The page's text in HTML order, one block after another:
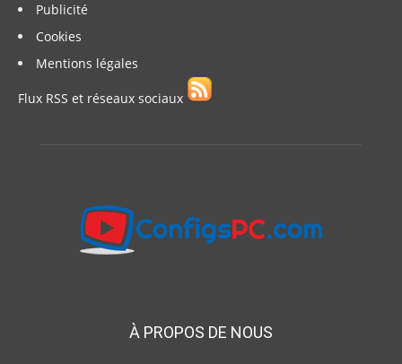
Publicité
Cookies
Mentions légales
Flux RSS et réseaux sociaux
À PROPOS DE NOUS